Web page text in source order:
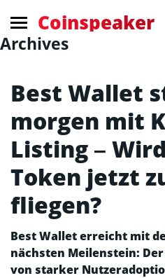
Coinspeaker
Archives
Best Wallet
morgen mit
Listing –
Token jetzt
fliegen?
Best Wallet erreicht mit
nächsten Meilenstein:
von starker